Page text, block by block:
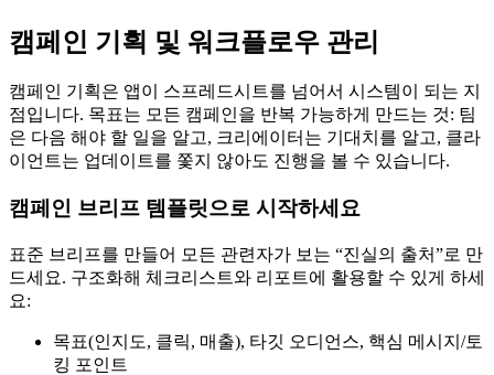
캠페인 기획 및 워크플로우 관리
캠페인 기획은 앱이 스프레드시트를 넘어서 시스템이 되는 지
점입니다. 목표는 모든 캠페인을 반복 가능하게 만드는 것: 팀
은 다음 해야 할 일을 알고, 크리에이터는 기대치를 알고, 클라
이언트는 업데이트를 쫓지 않아도 진행을 볼 수 있습니다.
캠페인 브리프 템플릿으로 시작하세요
표준 브리프를 만들어 모든 관련자가 보는 “진실의 출처”로 만
드세요. 구조화해 체크리스트와 리포트에 활용할 수 있게 하세
요:
목표(인지도, 클릭, 매출), 타깃 오디언스, 핵심 메시지/토
킹 포인트